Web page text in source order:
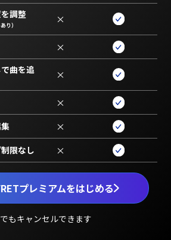
プレミアムをはじめる
もキャンセルできます
調整
り） ×
×
曲を追
×
×
×
限なし ×